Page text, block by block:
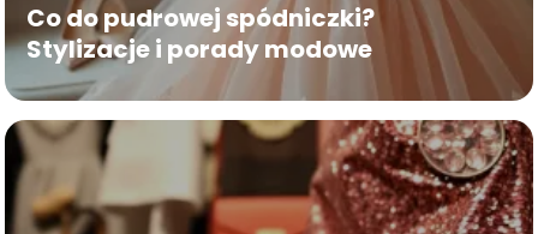
Co do pudrowej spódniczki?
Stylizacje i porady modowe